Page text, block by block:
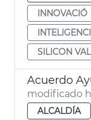
INNOVACIÓ
SILICON
modificado
ALCALDÍA